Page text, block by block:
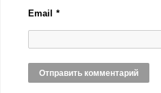
Email*